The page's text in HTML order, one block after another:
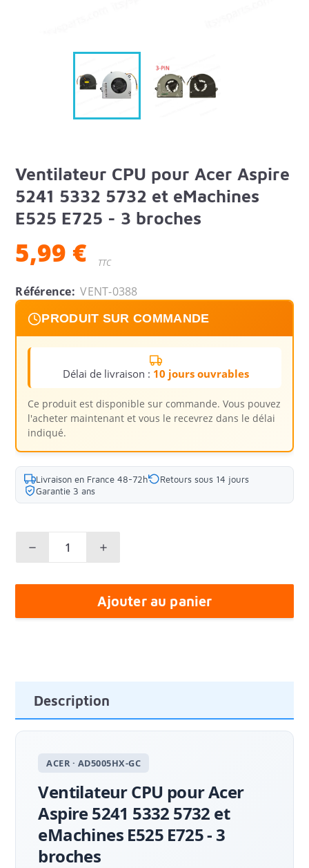
Ventilateur CPU pour Acer Aspire
5241 5332 5732 et eMachines
E525 E725 - 3 broches
5,99 € TTC
Référence: VENT-0388
PRODUIT SUR COMMANDE
Délai de livraison : 10 jours ouvrables
Ce produit est disponible sur commande. Vous pouvez
l'acheter maintenant et vous le recevrez dans le délai
indiqué.
Livraison en France 48-72h
Retours sous 14 jours
Garantie 3 ans
Ajouter au panier
Description
ACER · AD5005HX-GC
Ventilateur CPU pour Acer
Aspire 5241 5332 5732 et
eMachines E525 E725 - 3
broches